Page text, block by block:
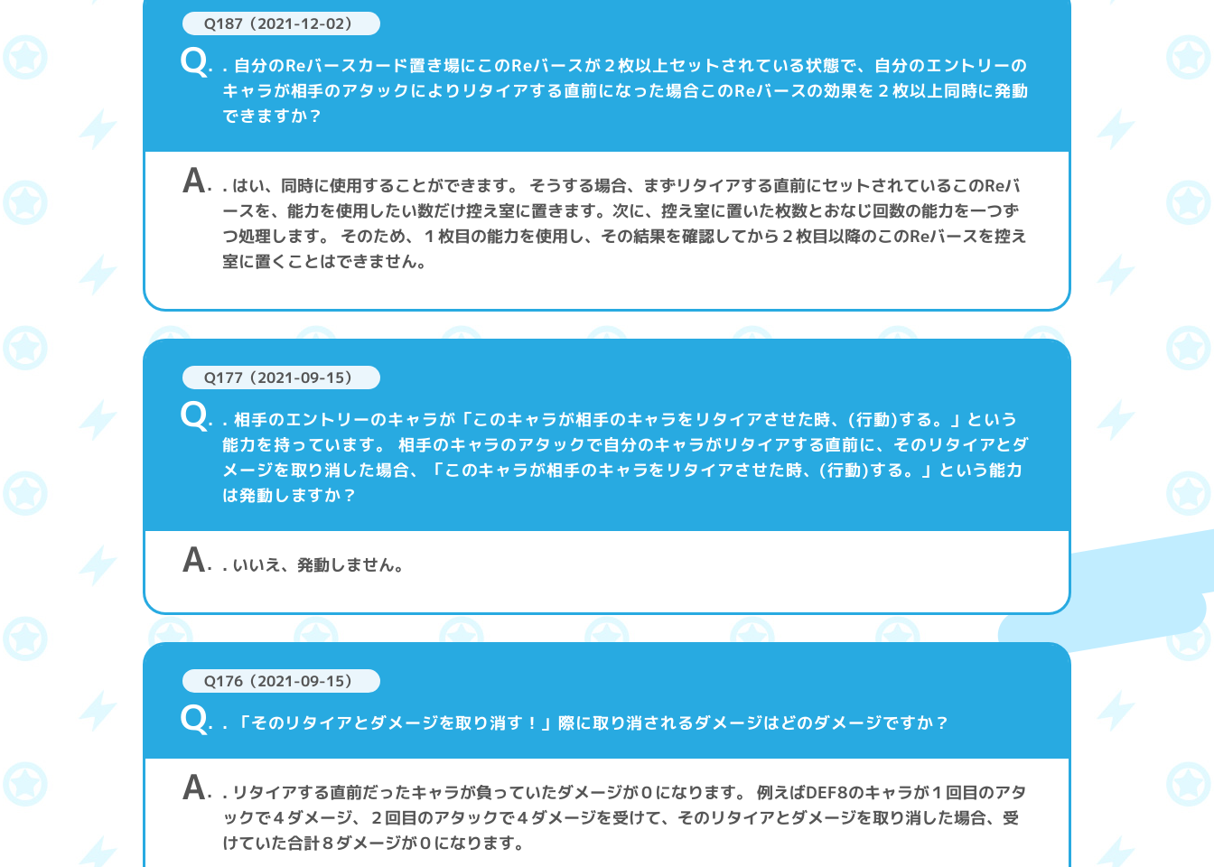
Q187（2021-12-02）
Q . 自分のReバースカード置き場にこのReバースが２枚以上セットされている状態で、自分のエントリーの
キャラが相手のアタックによりリタイアする直前になった場合このReバースの効果を２枚以上同時に発動
できますか？
A . はい、同時に使用することができます。 そうする場合、まずリタイアする直前にセットされているこのReバ
ースを、能力を使用したい数だけ控え室に置きます。次に、控え室に置いた枚数とおなじ回数の能力を一つず
つ処理します。 そのため、１枚目の能力を使用し、その結果を確認してから２枚目以降のこのReバースを控え
室に置くことはできません。
Q177（2021-09-15）
Q . 相手のエントリーのキャラが「このキャラが相手のキャラをリタイアさせた時、(行動)する。」という
能力を持っています。 相手のキャラのアタックで自分のキャラがリタイアする直前に、そのリタイアとダ
メージを取り消した場合、「このキャラが相手のキャラをリタイアさせた時、(行動)する。」という能力
は発動しますか？
A . いいえ、発動しません。
Q176（2021-09-15）
Q . 「そのリタイアとダメージを取り消す！」際に取り消されるダメージはどのダメージですか？
A . リタイアする直前だったキャラが負っていたダメージが０になります。 例えばDEF8のキャラが１回目のアタ
ックで４ダメージ、２回目のアタックで４ダメージを受けて、そのリタイアとダメージを取り消した場合、受
けていた合計８ダメージが０になります。